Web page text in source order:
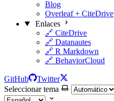
Blog
Overleaf + CiteDrive
Enlaces
🔗 CiteDrive
🔗 Datanautes
🔗 R Markdown
🔗 BehaviorCloud
GitHub
Twitter
Seleccionar tema